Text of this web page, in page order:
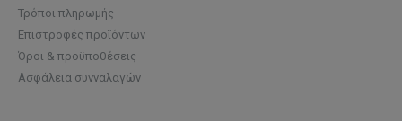
Τρόποι πληρωμής
Επιστροφές προϊόντων
Όροι & προϋποθέσεις
Ασφάλεια συνναλαγών